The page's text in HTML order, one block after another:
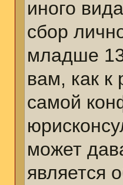
иного
сбор
младше
вам, как
самой
может
является